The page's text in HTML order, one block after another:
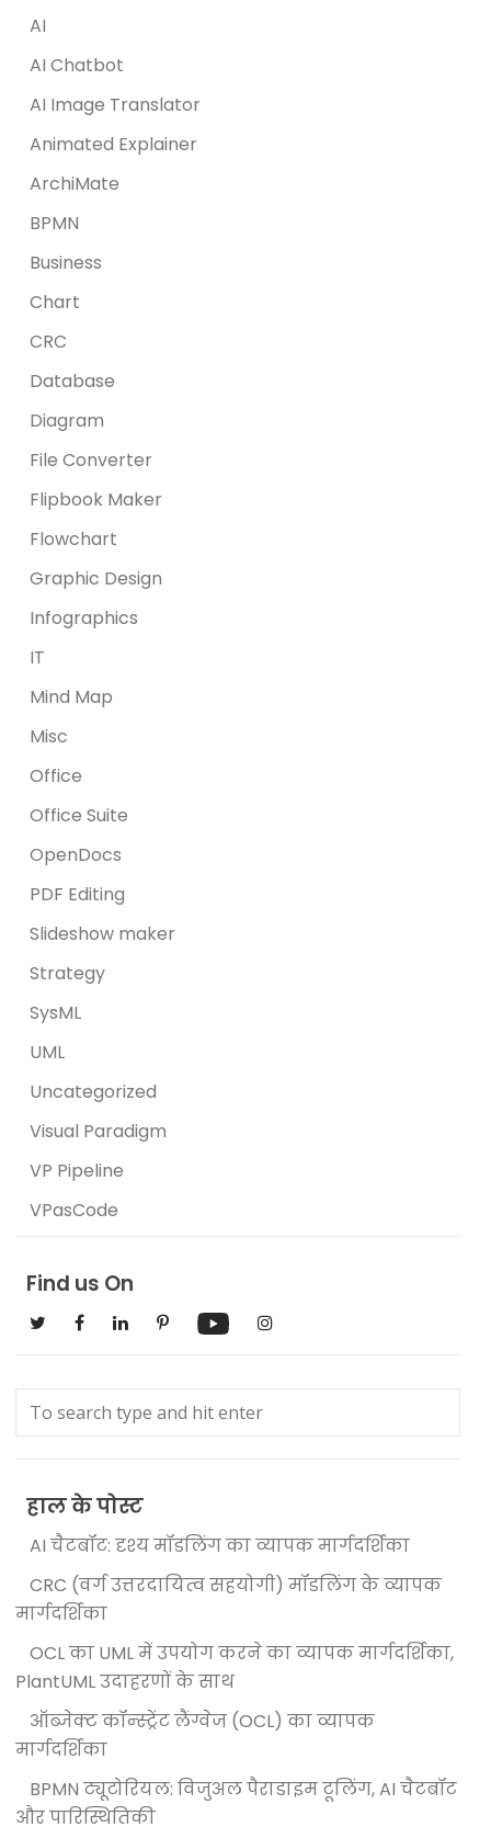
AI
AI Chatbot
AI Image Translator
Animated Explainer
ArchiMate
BPMN
Business
Chart
CRC
Database
Diagram
File Converter
Flipbook Maker
Flowchart
Graphic Design
Infographics
IT
Mind Map
Misc
Office
Office Suite
OpenDocs
PDF Editing
Slideshow maker
Strategy
SysML
UML
Uncategorized
Visual Paradigm
VP Pipeline
VPasCode
Find us On
हाल के पोस्ट
AI चैटबॉट: दृश्य मॉडलिंग का व्यापक मार्गदर्शिका
CRC (वर्ग उत्तरदायित्व सहयोगी) मॉडलिंग के व्यापक
मार्गदर्शिका
OCL का UML में उपयोग करने का व्यापक मार्गदर्शिका,
PlantUML उदाहरणों के साथ
ऑब्जेक्ट कॉन्स्ट्रेंट लैंग्वेज (OCL) का व्यापक
मार्गदर्शिका
BPMN ट्यूटोरियल: विजुअल पैराडाइम टूलिंग, AI चैटबॉट
और पारिस्थितिकी